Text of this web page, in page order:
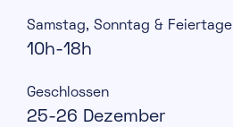
Samstag, Sonntag & Feiertage
10h-18h
Geschlossen
25-26 Dezember